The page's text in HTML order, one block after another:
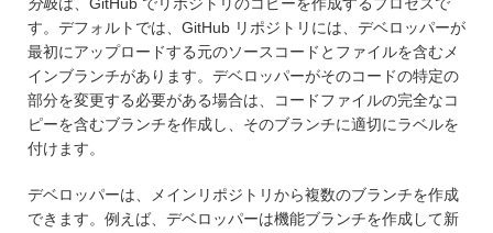
す。デフォルトでは、GitHub リポジトリには、デベロッパーが
最初にアップロードする元のソースコードとファイルを含むメ
インブランチがあります。デベロッパーがそのコードの特定の
部分を変更する必要がある場合は、コードファイルの完全なコ
ピーを含むブランチを作成し、そのブランチに適切にラベルを
付けます。
デベロッパーは、メインリポジトリから複数のブランチを作成
できます。例えば、デベロッパーは機能ブランチを作成して新